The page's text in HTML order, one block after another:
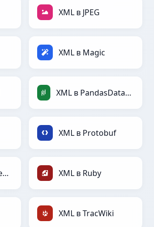
XML в JPEG
XML в Magic
XML в PandasDataFrame
XML в Protobuf
XML в reStructuredText XML в Ruby
XML в TracWiki